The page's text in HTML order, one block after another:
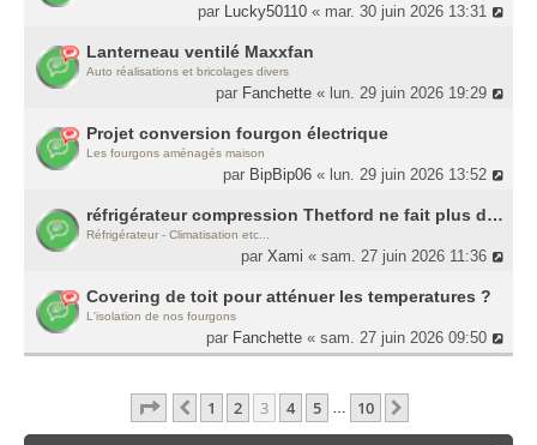
par Lucky50110 « mar. 30 juin 2026 13:31
Lanterneau ventilé Maxxfan
Auto réalisations et bricolages divers
par Fanchette « lun. 29 juin 2026 19:29
Projet conversion fourgon électrique
Les fourgons aménagés maison
par BipBip06 « lun. 29 juin 2026 13:52
réfrigérateur compression Thetford ne fait plus de froid
Réfrigérateur - Climatisation etc...
parXami « sam. 27 juin 2026 11:36
Covering de toit pour atténuer les temperatures ?
L'isolation de nos fourgons
par Fanchette « sam. 27 juin 2026 09:50
Page Sur10
Précédente
1 2 3 4 5 … 10